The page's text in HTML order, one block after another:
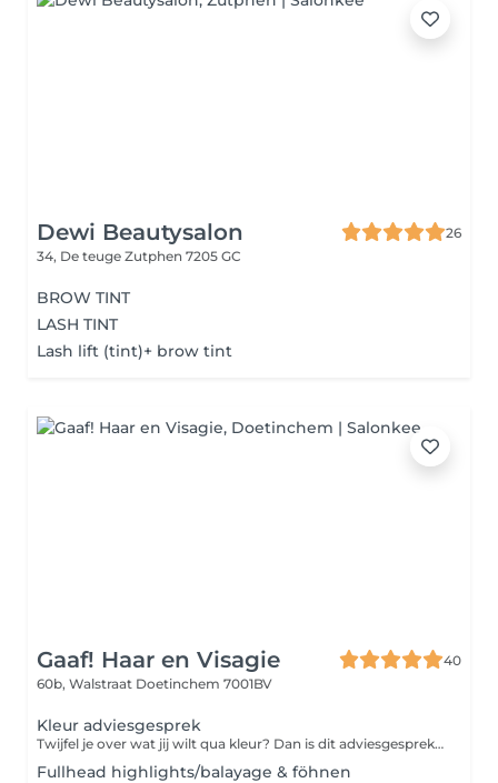
Dewi Beautysalon
26
34, De teuge Zutphen 7205 GC
BROW TINT
LASH TINT
Lash lift (tint)+ brow tint
Gaaf! Haar en Visagie
40
60b, Walstraat Doetinchem 7001BV
Kleur adviesgesprek
Twijfel je over wat jij wilt qua kleur? Dan is dit adviesgesprek voor jou. Tijdens dit gesprek van 30 minuten bespreken we jouw wensen en de mogelijkheden. Kies je ervoor om een vervolg afspraak te maken voor het kleuren, dan halen we het bedrag van het adviesgesprek af van de kleurbehandeling.
Fullhead highlights/balayage & föhnen